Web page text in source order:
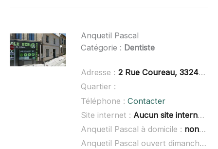
Anquetil Pascal
Catégorie : Dentiste
Adresse : 2 Rue Coureau, 33240 Saint-André-de-Cubzac
Quartier :
Téléphone : Contacter
Site internet : Aucun site internet connu
Anquetil Pascal à domicile : non renseigné
Anquetil Pascal ouvert dimanche :